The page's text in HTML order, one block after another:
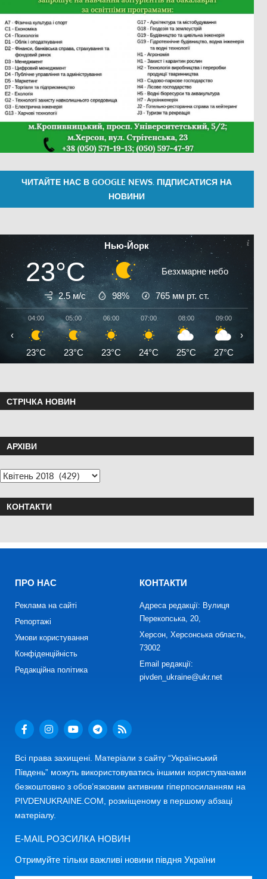
ЧИТАЙТЕ НАС В GOOGLE NEWS. ПІДПИСАТИСЯ НА
НОВИНИ
Нью-Йорк
23°C Безхмарне небо
2.5 м/с 98% 765 мм рт. ст.
04:00
23°C
05:00
23°C
06:00
23°C
07:00
24°C
08:00
25°C
09:00
27°C
‹ ›
СТРІЧКА НОВИН
АРХІВИ
КОНТАКТИ
ПРО НАС
Реклама на сайті
Репортажі
Умови користування
Конфіденційність
Редакційна політика
КОНТАКТИ
Адреса редакції: Вулиця
Перекопська, 20,
Херсон, Херсонська область,
73002
Email редакції:
pivden_ukraine@ukr.net
Всі права захищені. Матеріали з сайту “Український
Південь” можуть використовуватись іншими користувачами
безкоштовно з обов’язковим активним гіперпосиланням на
PIVDENUKRAINE.COM, розміщеному в першому абзаці
матеріалу.
E-MAIL РОЗСИЛКА НОВИН
Отримуйте тільки важливі новини півдня України